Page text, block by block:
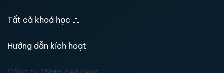
Tất cả khoá học 📖
Hướng dẫn kích hoạt